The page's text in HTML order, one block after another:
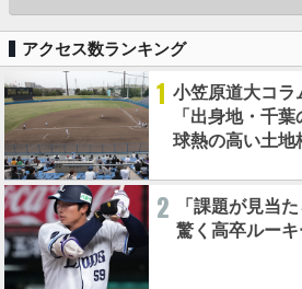
アクセス数ランキング
1 小笠原道大コラ
「出身地・千
球熱の高い土地
2
「課題が見当
驚く高卒ルー